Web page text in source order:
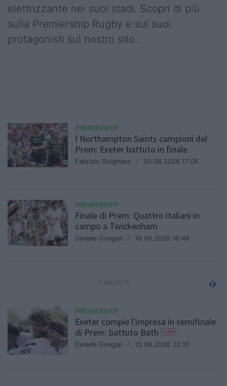
elettrizzante nei suoi stadi. Scopri di più
sulla Premiership Rugby e sui suoi
protagonisti sul nostro sito.
PREMIERSHIP
I Northampton Saints campioni del
Prem: Exeter battuto in finale
Fabrizio Sicignano / 20.06.2026 17:05
PREMIERSHIP
Finale di Prem: Quattro italiani in
campo a Twickenham
Daniele Goegan / 19.06.2026 16:49
PREMIERSHIP
Exeter compie l'impresa in semifinale
di Prem: battuto Bath video
Daniele Goegan / 13.06.2026 22:10